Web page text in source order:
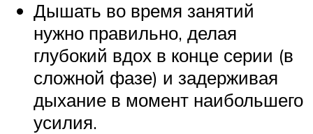
Дышать во время занятий
нужно правильно, делая
глубокий вдох в конце серии (в
сложной фазе) и задерживая
дыхание в момент наибольшего
усилия.